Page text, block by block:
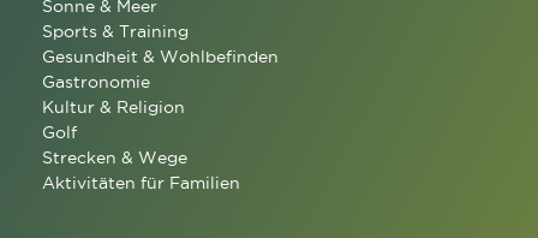
Sonne & Meer
Sports & Training
Gesundheit & Wohlbefinden
Gastronomie
Kultur & Religion
Golf
Strecken & Wege
Aktivitäten für Familien